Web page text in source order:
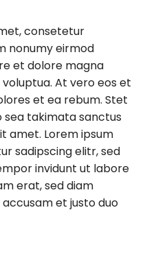
consetetur
nonumy eirmod
et dolore magna
At vero eos et
et ea rebum. Stet
sea takimata sanctus
amet. Lorem ipsum
sadipscing elitr, sed
invidunt ut labore
erat, sed diam
et justo duo